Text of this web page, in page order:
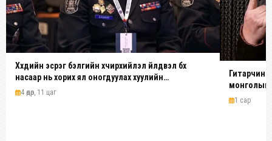
Хүүхдийн эсрэг бэлгийн хүчирхийлэл үйлдвэл бүх
насаар нь хорих ял оногдуулах хуулийн
зохицуулалттай
4 өдөр, 11 цаг
Гитарчин
монголын
1 сар